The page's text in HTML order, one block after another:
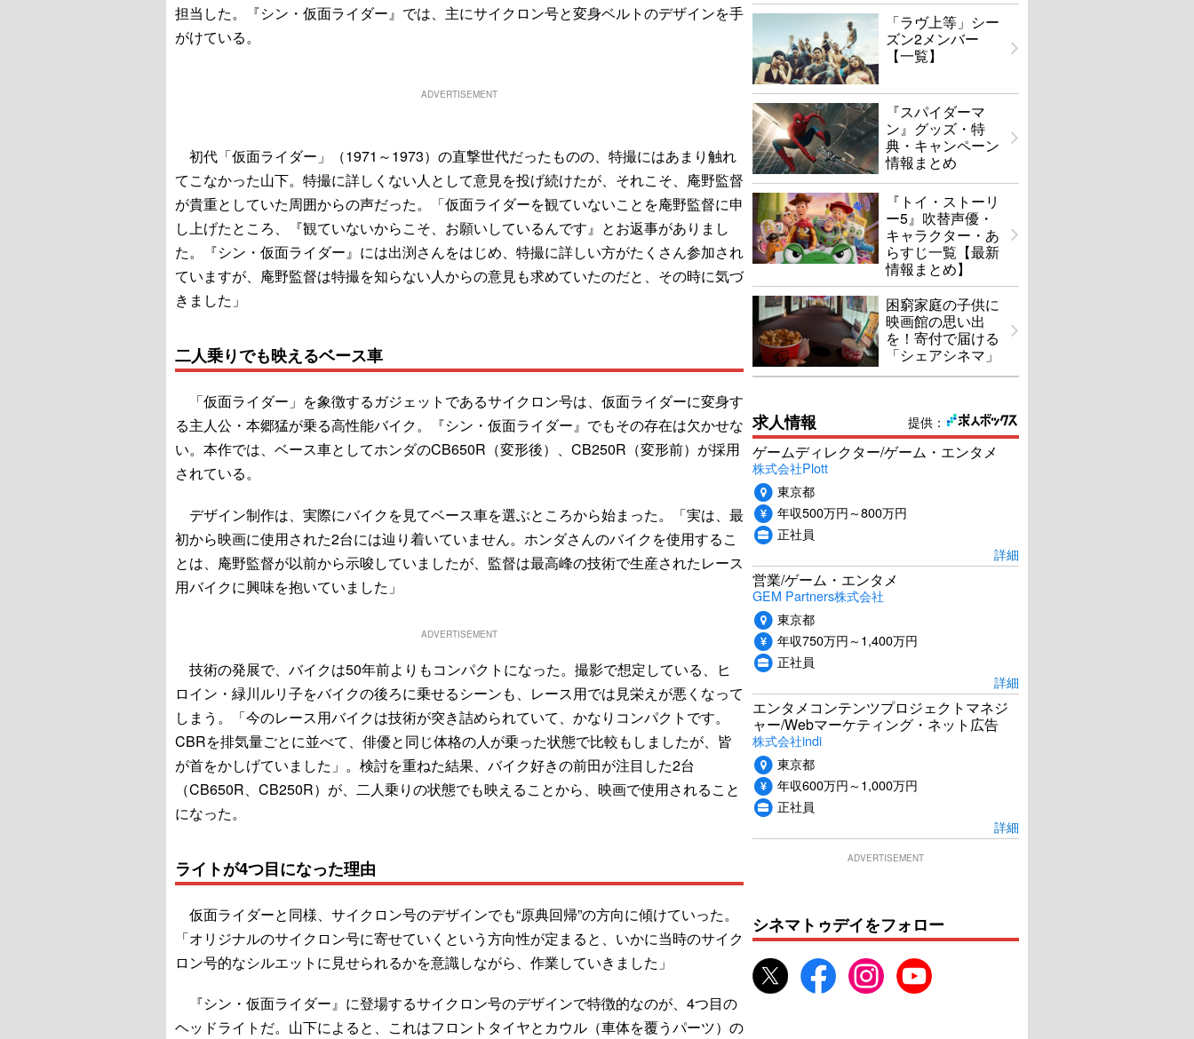
担当した。『シン・仮面ライダー』では、主にサイクロン号と変身ベルトのデザインを手
がけている。
ADVERTISEMENT
初代「仮面ライダー」（1971～1973）の直撃世代だったものの、特撮にはあまり触れ
てこなかった山下。特撮に詳しくない人として意見を投げ続けたが、それこそ、庵野監督
が貴重としていた周囲からの声だった。「仮面ライダーを観ていないことを庵野監督に申
し上げたところ、『観ていないからこそ、お願いしているんです』とお返事がありまし
た。『シン・仮面ライダー』には出渕さんをはじめ、特撮に詳しい方がたくさん参加され
ていますが、庵野監督は特撮を知らない人からの意見も求めていたのだと、その時に気づ
きました」
二人乗りでも映えるベース車
「仮面ライダー」を象徴するガジェットであるサイクロン号は、仮面ライダーに変身す
る主人公・本郷猛が乗る高性能バイク。『シン・仮面ライダー』でもその存在は欠かせな
い。本作では、ベース車としてホンダのCB650R（変形後）、CB250R（変形前）が採用
されている。
デザイン制作は、実際にバイクを見てベース車を選ぶところから始まった。「実は、最
初から映画に使用された2台には辿り着いていません。ホンダさんのバイクを使用するこ
とは、庵野監督が以前から示唆していましたが、監督は最高峰の技術で生産されたレース
用バイクに興味を抱いていました」
ADVERTISEMENT
技術の発展で、バイクは50年前よりもコンパクトになった。撮影で想定している、ヒ
ロイン・緑川ルリ子をバイクの後ろに乗せるシーンも、レース用では見栄えが悪くなって
しまう。「今のレース用バイクは技術が突き詰められていて、かなりコンパクトです。
CBRを排気量ごとに並べて、俳優と同じ体格の人が乗った状態で比較もしましたが、皆
が首をかしげていました」。検討を重ねた結果、バイク好きの前田が注目した2台
（CB650R、CB250R）が、二人乗りの状態でも映えることから、映画で使用されること
になった。
ライトが4つ目になった理由
仮面ライダーと同様、サイクロン号のデザインでも“原典回帰”の方向に傾けていった。
「オリジナルのサイクロン号に寄せていくという方向性が定まると、いかに当時のサイク
ロン号的なシルエットに見せられるかを意識しながら、作業していきました」
『シン・仮面ライダー』に登場するサイクロン号のデザインで特徴的なのが、4つ目の
ヘッドライトだ。山下によると、これはフロントタイヤとカウル（車体を覆うパーツ）の
「ラヴ上等」シー
ズン2メンバー
【一覧】
『スパイダーマ
ン』グッズ・特
典・キャンペーン
情報まとめ
『トイ・ストーリ
ー5』吹替声優・
キャラクター・あ
らすじ一覧【最新
情報まとめ】
困窮家庭の子供に
映画館の思い出
を！寄付で届ける
「シェアシネマ」
提供：
求人情報
ゲームディレクター/ゲーム・エンタメ
株式会社Plott
東京都
年収500万円～800万円
正社員
詳細
営業/ゲーム・エンタメ
GEM Partners株式会社
東京都
年収750万円～1,400万円
正社員
詳細
エンタメコンテンツプロジェクトマネジ
ャー/Webマーケティング・ネット広告
株式会社indi
東京都
年収600万円～1,000万円
正社員
詳細
ADVERTISEMENT
シネマトゥデイをフォロー